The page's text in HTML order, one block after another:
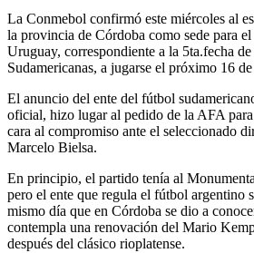
La Conmebol confirmó este miércoles al
la provincia de Córdoba como sede para
Uruguay, correspondiente a la 5ta.fecha
Sudamericanas, a jugarse el próximo 16
El anuncio del ente del fútbol
oficial, hizo lugar al pedido de la AFA
cara al compromiso ante el seleccionado
Marcelo Bielsa.
En principio, el partido tenía al
pero el ente que regula el fútbol argentino
mismo día que en Córdoba se dio a
contempla una renovación del Mario
después del clásico rioplatense.